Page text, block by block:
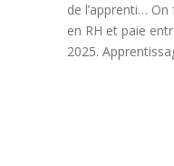
de l’apprenti…
en RH et paie
2025.